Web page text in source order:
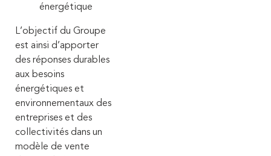
énergétique
L’objectif du Groupe
est ainsi d’apporter
des réponses durables
aux besoins
énergétiques et
environnementaux des
entreprises et des
collectivités dans un
modèle de vente